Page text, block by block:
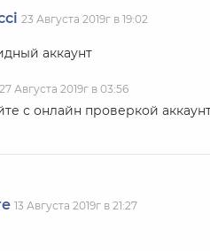
23 Августа 2019г в 19:02
аккаунт
27 Августа 2019г в 03:56
с онлайн проверкой
13 Августа 2019г в 21:27